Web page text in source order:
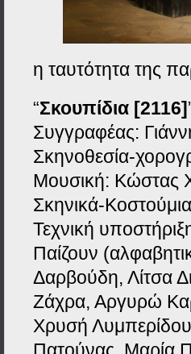
η ταυτότητα της
“Σκουπίδια [2116]
Συγγραφέας:
Σκηνοθεσία-
Μουσική: Κώστας
Σκηνικά-
Τεχνική
Παίζουν
Δαρβούδη, Λίτσα
Ζάχρα, Αργυρώ
Χρυσή